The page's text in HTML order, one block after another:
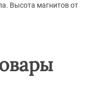
Высота магнитов от